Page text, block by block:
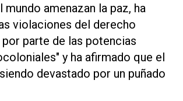
amenazan la paz, ha
violaciones del derecho
parte de las potencias
y ha afirmado que el
devastado por un puñado